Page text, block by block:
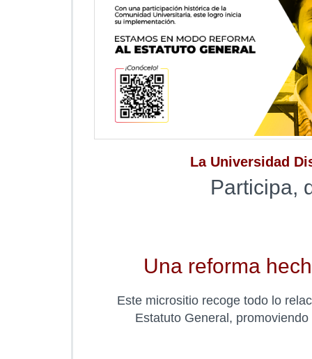
La Universidad
Participa,
Una reforma
Este micrositio recoge todo lo
Estatuto General,